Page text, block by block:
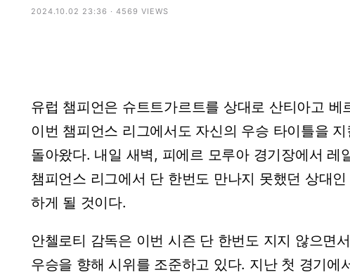
2024.10.02 23:36 · 4569 VIEWS
유럽 챔피언은 슈트트가르트를 상대로 산티아고 베
이번 챔피언스 리그에서도 자신의 우승 타이틀을 지
돌아왔다. 내일 새벽, 피에르 모루아 경기장에서 레
챔피언스 리그에서 단 한번도 만나지 못했던 상대인
하게 될 것이다.
안첼로티 감독은 이번 시즌 단 한번도 지지 않으면서
우승을 향해 시위를 조준하고 있다. 지난 첫 경기에